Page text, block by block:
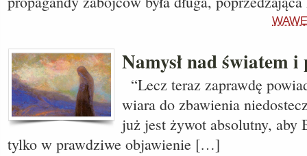
Namysł nad światem
“Lecz teraz zaprawdę
wiara do zbawienia
już jest żywot absolutny, aby
tylko w prawdziwe objawienie […]